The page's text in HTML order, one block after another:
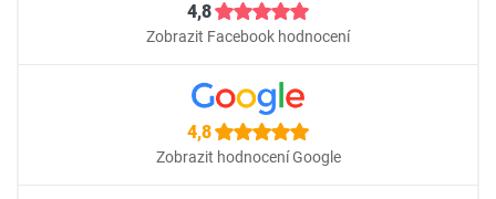
4,8
Zobrazit Facebook hodnocení
4,8
Zobrazit hodnocení Google